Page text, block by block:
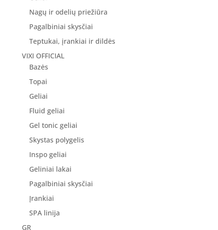
Nagų ir odelių priežiūra
Pagalbiniai skysčiai
Teptukai, įrankiai ir dildės
VIXI OFFICIAL
Bazės
Topai
Geliai
Fluid geliai
Gel tonic geliai
Skystas polygelis
Inspo geliai
Geliniai lakai
Pagalbiniai skysčiai
Įrankiai
SPA linija
GR